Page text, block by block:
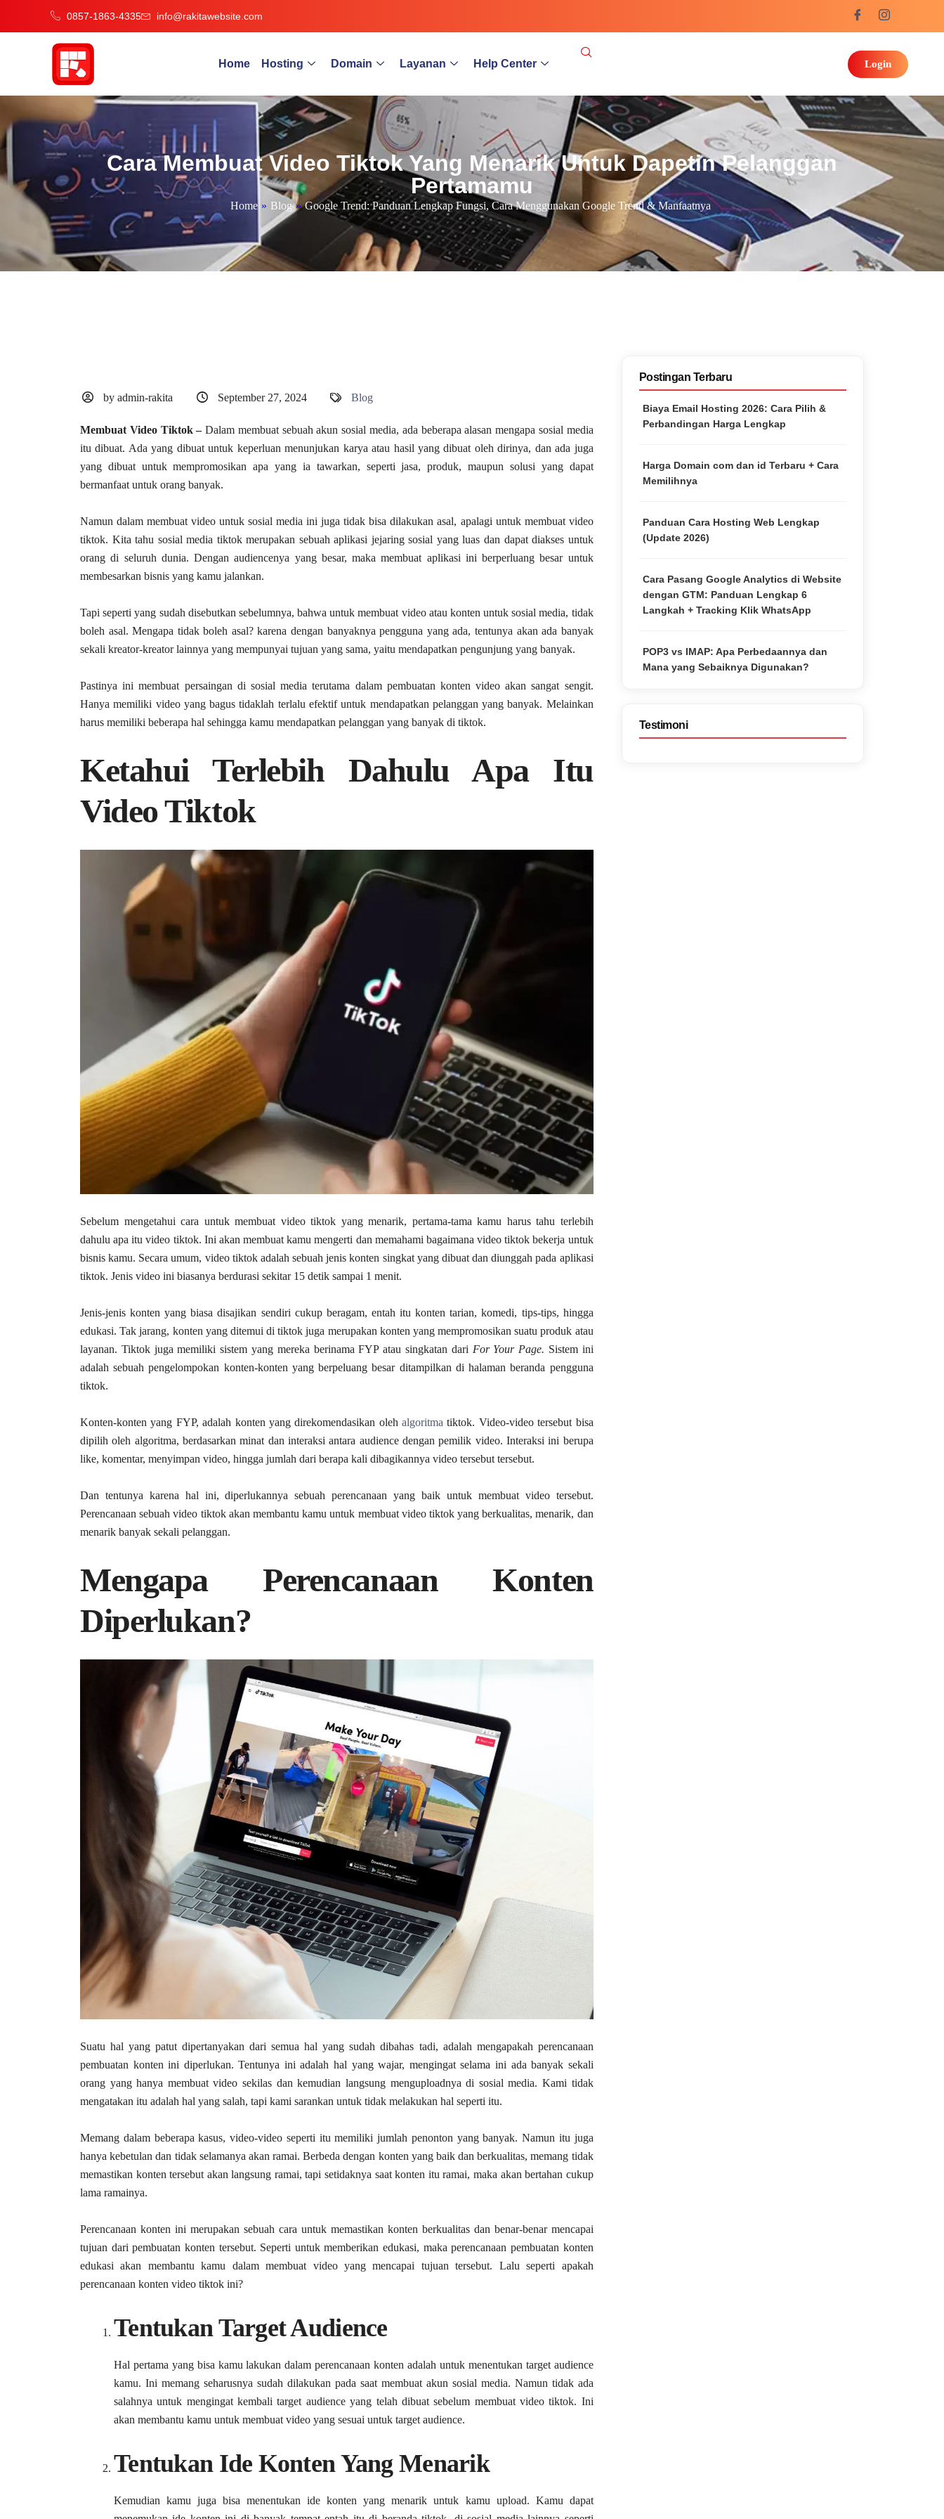
0857-1863-4335 info@rakitawebsite.com
Home Hosting Domain Layanan Help Center Login
Cara Membuat Video Tiktok Yang Menarik Untuk Dapetin Pelanggan
Pertamamu
Home » Blog » Google Trend: Panduan Lengkap Fungsi, Cara Menggunakan Google Trend & Manfaatnya
by admin-rakita September 27, 2024 Blog
Membuat Video Tiktok –Dalam membuat sebuah akun sosial media, ada beberapa alasan mengapa sosial media
itu dibuat. Ada yang dibuat untuk keperluan menunjukan karya atau hasil yang dibuat oleh dirinya, dan ada juga
yang dibuat untuk mempromosikan apa yang ia tawarkan, seperti jasa, produk, maupun solusi yang dapat
bermanfaat untuk orang banyak.
Namun dalam membuat video untuk sosial media ini juga tidak bisa dilakukan asal, apalagi untuk membuat video
tiktok. Kita tahu sosial media tiktok merupakan sebuah aplikasi jejaring sosial yang luas dan dapat diakses untuk
orang di seluruh dunia. Dengan audiencenya yang besar, maka membuat aplikasi ini berperluang besar untuk
membesarkan bisnis yang kamu jalankan.
Tapi seperti yang sudah disebutkan sebelumnya, bahwa untuk membuat video atau konten untuk sosial media, tidak
boleh asal. Mengapa tidak boleh asal? karena dengan banyaknya pengguna yang ada, tentunya akan ada banyak
sekali kreator-kreator lainnya yang mempunyai tujuan yang sama, yaitu mendapatkan pengunjung yang banyak.
Pastinya ini membuat persaingan di sosial media terutama dalam pembuatan konten video akan sangat sengit.
Hanya memiliki video yang bagus tidaklah terlalu efektif untuk mendapatkan pelanggan yang banyak. Melainkan
harus memiliki beberapa hal sehingga kamu mendapatkan pelanggan yang banyak di tiktok.
Ketahui Terlebih Dahulu Apa Itu
Video Tiktok
Sebelum mengetahui cara untuk membuat video tiktok yang menarik, pertama-tama kamu harus tahu terlebih
dahulu apa itu video tiktok. Ini akan membuat kamu mengerti dan memahami bagaimana video tiktok bekerja untuk
bisnis kamu. Secara umum, video tiktok adalah sebuah jenis konten singkat yang dibuat dan diunggah pada aplikasi
tiktok. Jenis video ini biasanya berdurasi sekitar 15 detik sampai 1 menit.
Jenis-jenis konten yang biasa disajikan sendiri cukup beragam, entah itu konten tarian, komedi, tips-tips, hingga
edukasi. Tak jarang, konten yang ditemui di tiktok juga merupakan konten yang mempromosikan suatu produk atau
layanan. Tiktok juga memiliki sistem yang mereka berinama FYP atau singkatan dari For Your Page. Sistem ini
adalah sebuah pengelompokan konten-konten yang berpeluang besar ditampilkan di halaman beranda pengguna
tiktok.
Konten-konten yang FYP, adalah konten yang direkomendasikan olehalgoritma tiktok. Video-video tersebut bisa
dipilih oleh algoritma, berdasarkan minat dan interaksi antara audience dengan pemilik video. Interaksi ini berupa
like, komentar, menyimpan video, hingga jumlah dari berapa kali dibagikannya video tersebut tersebut.
Dan tentunya karena hal ini, diperlukannya sebuah perencanaan yang baik untuk membuat video tersebut.
Perencanaan sebuah video tiktok akan membantu kamu untuk membuat video tiktok yang berkualitas, menarik, dan
menarik banyak sekali pelanggan.
Mengapa Perencanaan Konten
Diperlukan?
Suatu hal yang patut dipertanyakan dari semua hal yang sudah dibahas tadi, adalah mengapakah perencanaan
pembuatan konten ini diperlukan. Tentunya ini adalah hal yang wajar, mengingat selama ini ada banyak sekali
orang yang hanya membuat video sekilas dan kemudian langsung menguploadnya di sosial media. Kami tidak
mengatakan itu adalah hal yang salah, tapi kami sarankan untuk tidak melakukan hal seperti itu.
Memang dalam beberapa kasus, video-video seperti itu memiliki jumlah penonton yang banyak. Namun itu juga
hanya kebetulan dan tidak selamanya akan ramai. Berbeda dengan konten yang baik dan berkualitas, memang tidak
memastikan konten tersebut akan langsung ramai, tapi setidaknya saat konten itu ramai, maka akan bertahan cukup
lama ramainya.
Perencanaan konten ini merupakan sebuah cara untuk memastikan konten berkualitas dan benar-benar mencapai
tujuan dari pembuatan konten tersebut. Seperti untuk memberikan edukasi, maka perencanaan pembuatan konten
edukasi akan membantu kamu dalam membuat video yang mencapai tujuan tersebut. Lalu seperti apakah
perencanaan konten video tiktok ini?
Tentukan Target Audience
Hal pertama yang bisa kamu lakukan dalam perencanaan konten adalah untuk menentukan target audience
kamu. Ini memang seharusnya sudah dilakukan pada saat membuat akun sosial media. Namun tidak ada
salahnya untuk mengingat kembali target audience yang telah dibuat sebelum membuat video tiktok. Ini
akan membantu kamu untuk membuat video yang sesuai untuk target audience.
Tentukan Ide Konten Yang Menarik
Kemudian kamu juga bisa menentukan ide konten yang menarik untuk kamu upload. Kamu dapat
Postingan Terbaru
Biaya Email Hosting 2026: Cara Pilih &
Perbandingan Harga Lengkap
Harga Domain com dan id Terbaru + Cara
Memilihnya
Panduan Cara Hosting Web Lengkap
(Update 2026)
Cara Pasang Google Analytics di Website
dengan GTM: Panduan Lengkap 6
Langkah + Tracking Klik WhatsApp
POP3 vs IMAP: Apa Perbedaannya dan
Mana yang Sebaiknya Digunakan?
Testimoni